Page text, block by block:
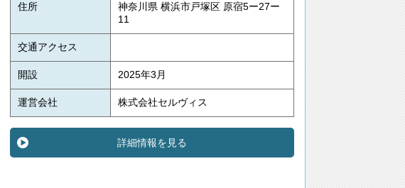
住所
神奈川県 横浜市戸塚区 原宿5ー27ー
11
交通アクセス
開設 2025年3月
運営会社 株式会社セルヴィス
詳細情報を見る